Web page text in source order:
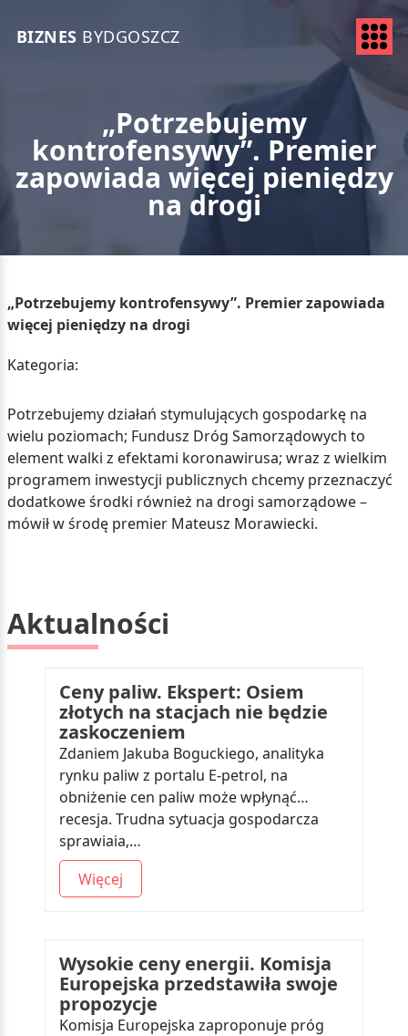
BIZNES BYDGOSZCZ
„Potrzebujemy
kontrofensywy”. Premier
zapowiada więcej pieniędzy
na drogi
„Potrzebujemy kontrofensywy”. Premier zapowiada
więcej pieniędzy na drogi
Kategoria:
Potrzebujemy działań stymulujących gospodarkę na
wielu poziomach; Fundusz Dróg Samorządowych to
element walki z efektami koronawirusa; wraz z wielkim
programem inwestycji publicznych chcemy przeznaczyć
dodatkowe środki również na drogi samorządowe –
mówił w środę premier Mateusz Morawiecki.
Aktualności
Ceny paliw. Ekspert: Osiem
złotych na stacjach nie będzie
zaskoczeniem
Zdaniem Jakuba Boguckiego, analityka
rynku paliw z portalu E-petrol, na
obniżenie cen paliw może wpłynąć…
recesja. Trudna sytuacja gospodarcza
sprawiaia,…
Więcej
Wysokie ceny energii. Komisja
Europejska przedstawiła swoje
propozycje
Komisja Europejska zaproponuje próg